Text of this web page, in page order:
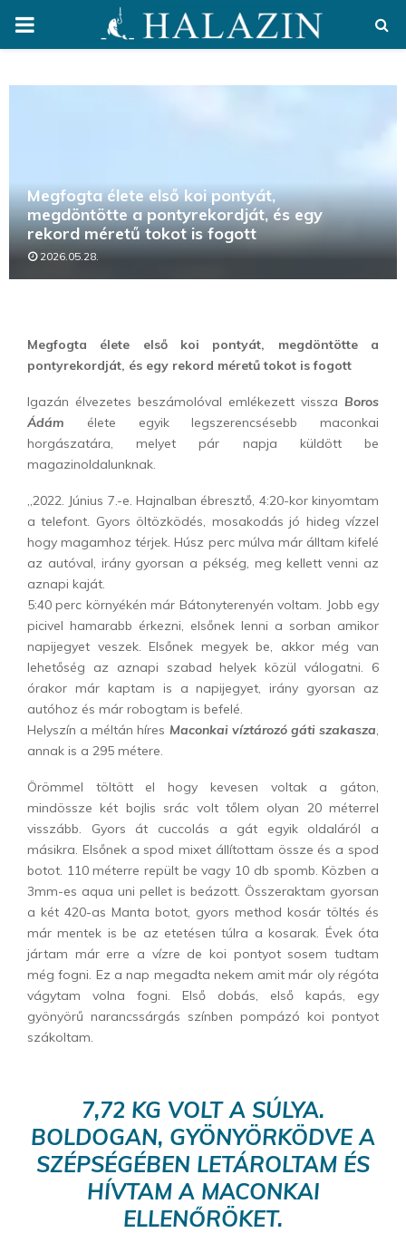
PRIMARY
Megfogta élete első koi pontyát,
megdöntötte a pontyrekordját, és egy
rekord méretű tokot is fogott
2026.05.28.
Megfogta élete első koi pontyát, megdöntötte a
pontyrekordját, és egy rekord méretű tokot is fogott
Igazán élvezetes beszámolóval emlékezett vissza Boros
Ádám élete egyik legszerencsésebb maconkai
horgászatára, melyet pár napja küldött be
magazinoldalunknak.
„2022. Június 7.-e. Hajnalban ébresztő, 4:20-kor kinyomtam
a telefont. Gyors öltözködés, mosakodás jó hideg vízzel
hogy magamhoz térjek. Húsz perc múlva már álltam kifelé
az autóval, irány gyorsan a pékség, meg kellett venni az
aznapi kaját.
5:40 perc környékén már Bátonyterenyén voltam. Jobb egy
picivel hamarabb érkezni, elsőnek lenni a sorban amikor
napijegyet veszek. Elsőnek megyek be, akkor még van
lehetőség az aznapi szabad helyek közül válogatni. 6
órakor már kaptam is a napijegyet, irány gyorsan az
autóhoz és már robogtam is befelé.
Helyszín a méltán híres Maconkai víztározó gáti szakasza,
annak is a 295 métere.
Örömmel töltött el hogy kevesen voltak a gáton,
mindössze két bojlis srác volt tőlem olyan 20 méterrel
visszább. Gyors át cuccolás a gát egyik oldaláról a
másikra. Elsőnek a spod mixet állítottam össze és a spod
botot. 110 méterre repült be vagy 10 db spomb. Közben a
3mm-es aqua uni pellet is beázott. Összeraktam gyorsan
a két 420-as Manta botot, gyors method kosár töltés és
már mentek is be az etetésen túlra a kosarak. Évek óta
jártam már erre a vízre de koi pontyot sosem tudtam
még fogni. Ez a nap megadta nekem amit már oly régóta
vágytam volna fogni. Első dobás, első kapás, egy
gyönyörű narancssárgás színben pompázó koi pontyot
szákoltam.
7,72 KG VOLT A SÚLYA.
BOLDOGAN, GYÖNYÖRKÖDVE A
SZÉPSÉGÉBEN LETÁROLTAM ÉS
HÍVTAM A MACONKAI
ELLENŐRÖKET.